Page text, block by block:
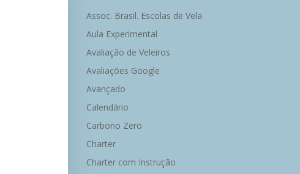
Assoc. Brasil. Escolas de Vela
Aula Experimental
Avaliação de Veleiros
Avaliações Google
Avançado
Calendário
Carbono Zero
Charter
Charter com Instrução